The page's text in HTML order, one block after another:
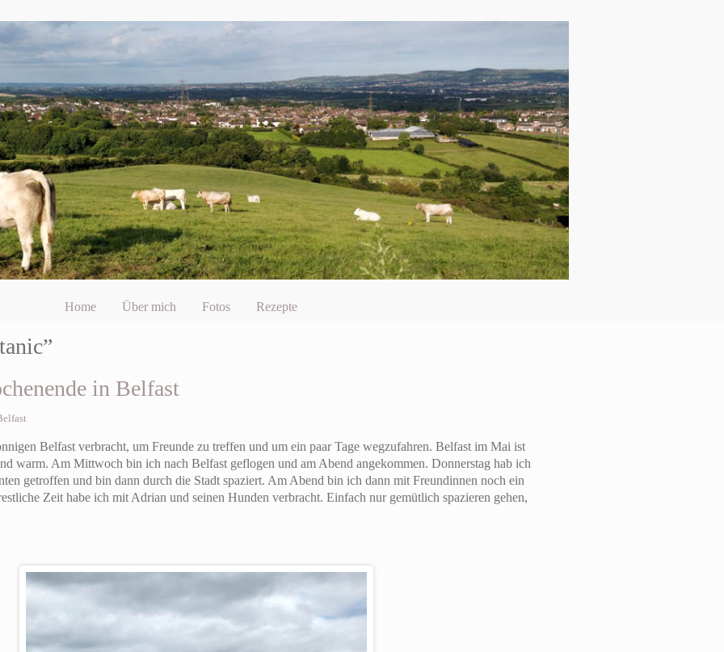
Home Über mich Fotos Rezepte
in Belfast
Belfast verbracht, um Freunde zu treffen und um ein paar Tage wegzufahren. Belfast im Mai ist
warm. Am Mittwoch bin ich nach Belfast geflogen und am Abend angekommen. Donnerstag hab ich
getroffen und bin dann durch die Stadt spaziert. Am Abend bin ich dann mit Freundinnen noch ein
Zeit habe ich mit Adrian und seinen Hunden verbracht. Einfach nur gemütlich spazieren gehen,